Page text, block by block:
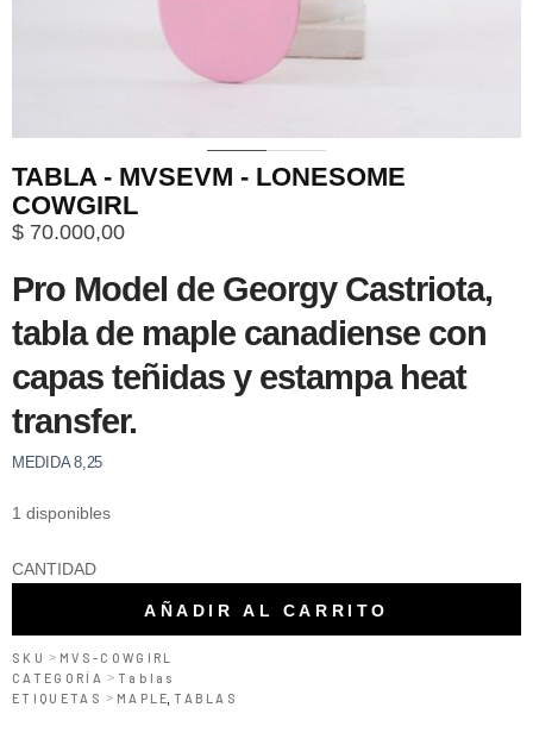
0 1 2
TABLA - MVSEVM - LONESOME
COWGIRL
$ 70.000,00
Pro Model de Georgy Castriota,
tabla de maple canadiense con
capas teñidas y estampa heat
transfer.
MEDIDA 8,25
1 disponibles
CANTIDAD
TABLA
MVSEVM
-
LONESOME
AÑADIR AL CARRITO
SKU > MVS-COWGIRL
CATEGORÍA > Tablas
ETIQUETAS > MAPLE ,TABLAS